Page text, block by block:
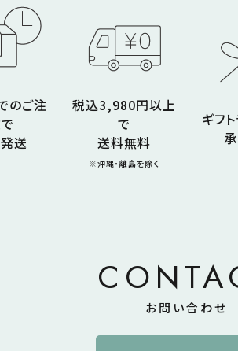
のご注
送
税込3,980円以上
で
送料無料
※沖縄・離島を除く
ギフ
お問い合わせ